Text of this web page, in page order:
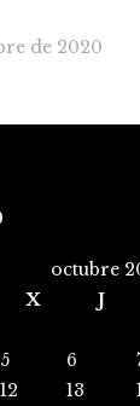
de 2020
octubre
X J
5 6
12 13